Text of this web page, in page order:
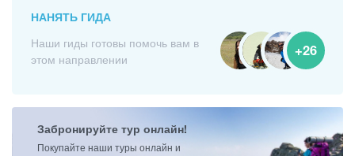
НАНЯТЬ ГИДА
Наши гиды готовы помочь вам в
этом направлении
+26
Забронируйте тур онлайн!
Покупайте наши туры онлайн и